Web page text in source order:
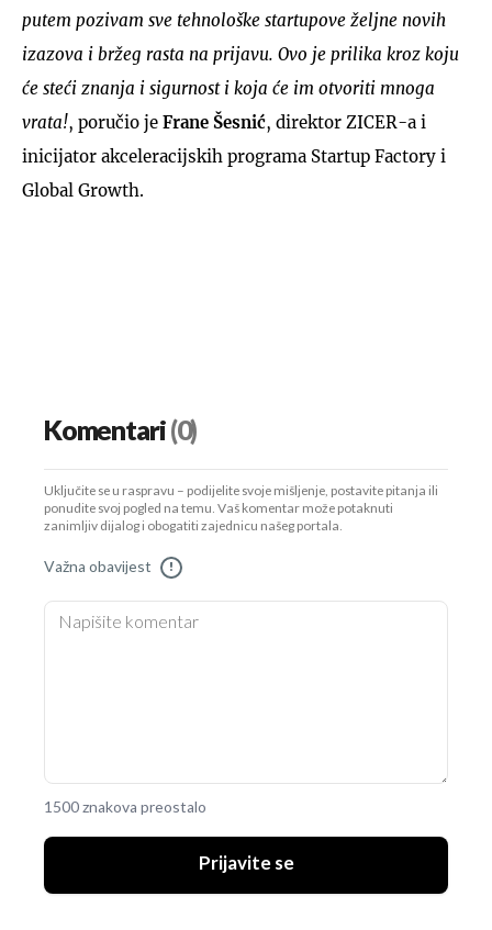
putem pozivam sve tehnološke startupove željne novih
izazova i bržeg rasta na prijavu. Ovo je prilika kroz koju
će steći znanja i sigurnost i koja će im otvoriti mnoga
vrata!, poručio je Frane Šesnić, direktor ZICER-a i
inicijator akceleracijskih programa Startup Factory i
Global Growth.
Komentari(0)
Uključite se u raspravu – podijelite svoje mišljenje, postavite pitanja ili
ponudite svoj pogled na temu. Vaš komentar može potaknuti
zanimljiv dijalog i obogatiti zajednicu našeg portala.
Važna obavijest !
1500 znakova preostalo
Prijavite se